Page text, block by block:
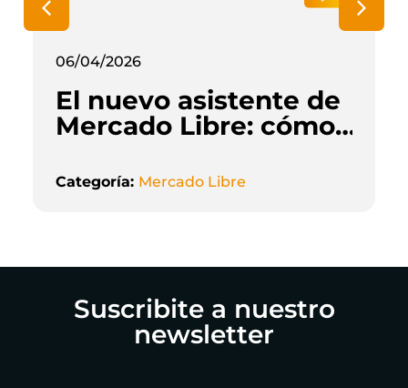
06/04/2026
El nuevo asistente de
Mercado Libre: cómo
artificial está
Categoría: Mercado Libre
Suscribite a nuestro
newsletter